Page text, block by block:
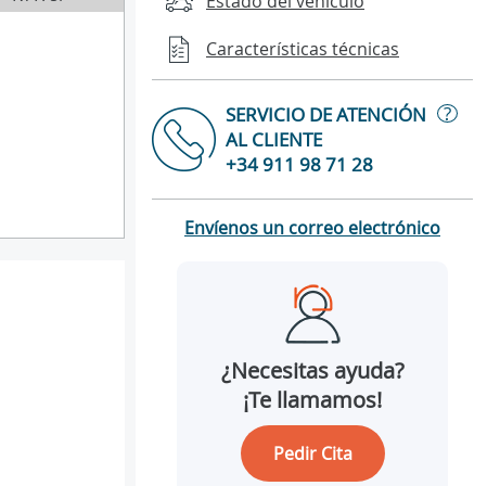
Características técnicas
SERVICIO DE ATENCIÓN
AL CLIENTE
?
+34 911 98 71 28
Envíenos un correo electrónico
¿Necesitas ayuda?
¡Te llamamos!
Pedir Cita